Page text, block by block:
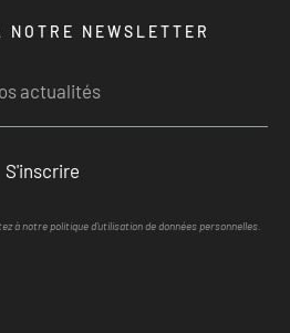
NEWSLETTER
S'inscrire
à notre politique d'utilisation de données personnelles.